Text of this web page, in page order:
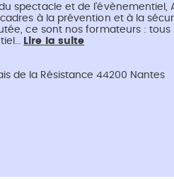
spectacle et de l’évènementiel,
à la prévention et à la
ce sont nos formateurs : tous
Lire la suite
de la Résistance 44200 Nantes